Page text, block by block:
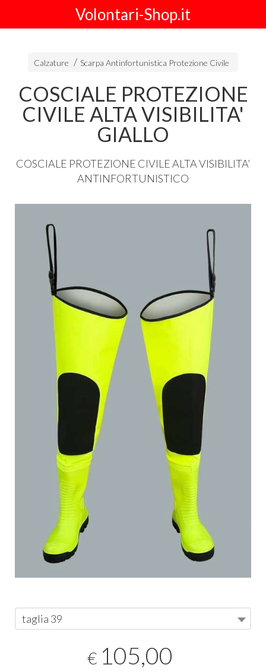
Volontari-Shop.it
Calzature Scarpa Antinfortunistica Protezione Civile
COSCIALE PROTEZIONE
CIVILE ALTA VISIBILITA'
GIALLO
COSCIALE PROTEZIONE CIVILEALTAVISIBILITA’
ANTINFORTUNISTICO
taglia 39
€ 105,00